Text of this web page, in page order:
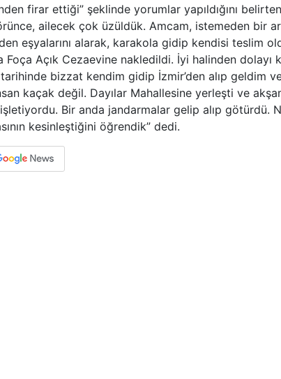
firar ettiği” şeklinde yorumlar yapıldığını
ailecek çok üzüldük. Amcam, istemeden bir
eşyalarını alarak, karakola gidip kendisi teslim
Foça Açık Cezaevine nakledildi. İyi halinden dolayı
bizzat kendim gidip İzmir’den alıp geldim
kaçak değil. Dayılar Mahallesine yerleşti ve
Bir anda jandarmalar gelip alıp götürdü.
kesinleştiğini öğrendik” dedi.